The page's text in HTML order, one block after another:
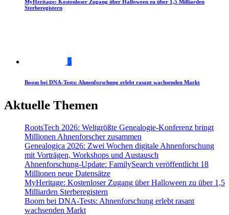
MyHeritage: Kostenloser Zugang über Halloween zu über 1,5 Milliarden
Sterberegistern
5
Boom bei DNA-Tests: Ahnenforschung erlebt rasant wachsenden Markt
Aktuelle Themen
RootsTech 2026: Weltgrößte Genealogie-Konferenz bringt
Millionen Ahnenforscher zusammen
Genealogica 2026: Zwei Wochen digitale Ahnenforschung
mit Vorträgen, Workshops und Austausch
Ahnenforschung-Update: FamilySearch veröffentlicht 18
Millionen neue Datensätze
MyHeritage: Kostenloser Zugang über Halloween zu über 1,5
Milliarden Sterberegistern
Boom bei DNA-Tests: Ahnenforschung erlebt rasant
wachsenden Markt